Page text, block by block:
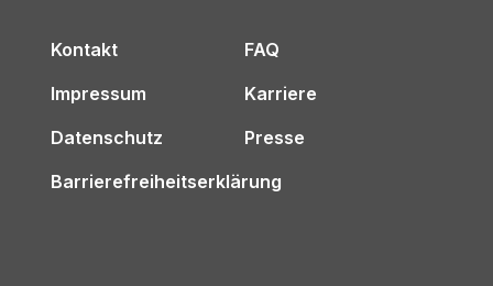
Kontakt
FAQ
Impressum
Karriere
Datenschutz
Presse
Barrierefreiheitserklärung